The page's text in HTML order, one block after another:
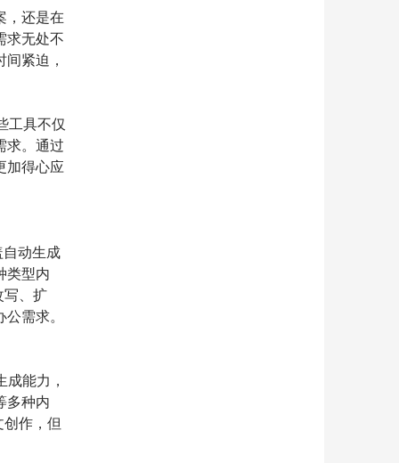
，还是在
求无处不
紧迫，
工具不仅
求。通过
加得心应
动生成
类型内
写、扩
需求。
能力，
多种内
作，但